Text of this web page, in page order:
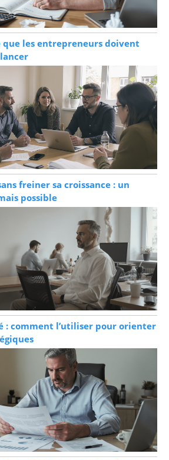
que les entrepreneurs doivent
freiner sa croissance : un
possible
: comment l’utiliser pour orienter